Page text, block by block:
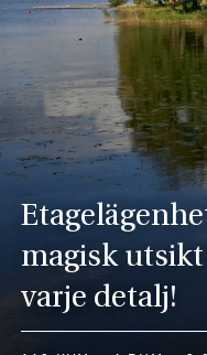
magisk
varje detalj!